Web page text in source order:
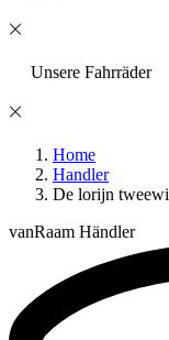
Unsere Fahrräder
Home
Handler
De lorijn
vanRaam Händler